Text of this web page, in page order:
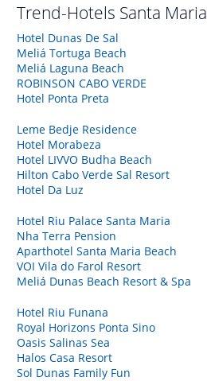
Trend-Hotels Santa Maria
Hotel Dunas De Sal
Meliá Tortuga Beach
Meliá Laguna Beach
ROBINSON CABO VERDE
Hotel Ponta Preta
Leme Bedje Residence
Hotel Morabeza
Hotel LIVVO Budha Beach
Hilton Cabo Verde Sal Resort
Hotel Da Luz
Hotel Riu Palace Santa Maria
Nha Terra Pension
Aparthotel Santa Maria Beach
VOI Vila do Farol Resort
Meliá Dunas Beach Resort & Spa
Hotel Riu Funana
Royal Horizons Ponta Sino
Oasis Salinas Sea
Halos Casa Resort
Sol Dunas Family Fun